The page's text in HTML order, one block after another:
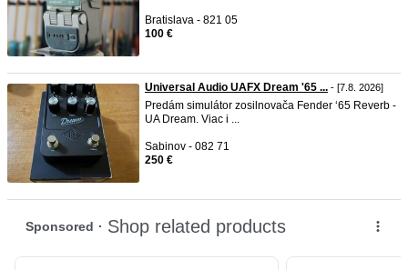
Bratislava - 821 05
100 €
Universal Audio UAFX Dream '65 ... - [7.8. 2026]
Predám simulátor zosilnovača Fender ‘65 Reverb -
UA Dream. Viac i ...
Sabinov - 082 71
250 €